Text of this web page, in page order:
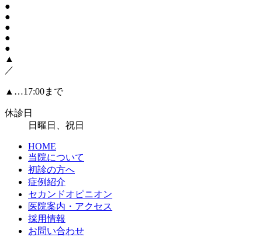
●
●
●
●
●
▲
／
▲…17:00まで
休診日
日曜日、祝日
HOME
当院について
初診の方へ
症例紹介
セカンドオピニオン
医院案内・アクセス
採用情報
お問い合わせ